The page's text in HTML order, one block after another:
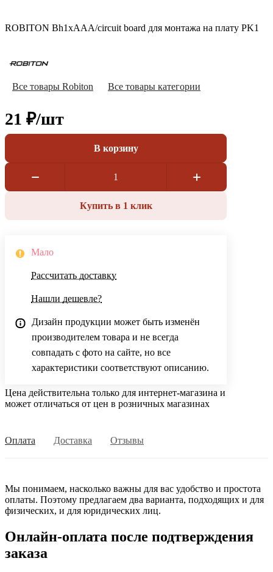
ROBITON Bh1xAAA/circuit board для монтажа на плату PK1
Все товары Robiton Все товары категории
21 ₽/шт
В корзину
Купить в 1 клик
Мало
Рассчитать доставку
Нашли дешевле?
Дизайн продукции может быть изменён
производителем товара и не всегда
совпадать с фото на сайте, но все
характеристики соответствуют описанию.
Цена действительна только для интернет-магазина и
может отличаться от цен в розничных магазинах
Оплата Доставка Отзывы
Мы понимаем, насколько важны для вас удобство и простота
оплаты. Поэтому предлагаем два варианта, подходящих и для
физических, и для юридических лиц.
Онлайн-оплата после подтверждения
заказа